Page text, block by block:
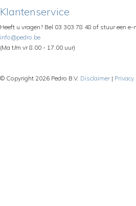
Klantenservice
Heeft u vragen? Bel 03 303 78 48 of stuur een
info@pedro.be
(Ma t/m vr 8.00 - 17.00 uur)
© Copyright 2026 Pedro B.V. Disclaimer| Privacy